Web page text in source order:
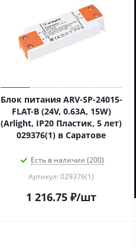
Блок питания ARV-SP-24015-
FLAT-B (24V, 0.63A, 15W)
(Arlight, IP20 Пластик, 5 лет)
029376(1) в Саратове
Есть в наличии (200)
Артикул: 029376(1)
1 216.75 ₽/шт